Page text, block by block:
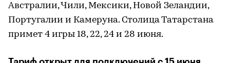
Австралии, Чили, Мексики, Новой Зеландии,
Португалии и Камеруна. Столица Татарстана
примет 4 игры 18, 22, 24 и 28 июня.